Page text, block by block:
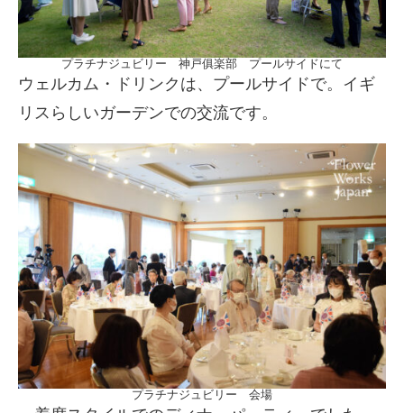
プラチナジュビリー 神戸俱楽部 プールサイドにて
ウェルカム・ドリンクは、プールサイドで。イギ
リスらしいガーデンでの交流です。
プラチナジュビリー 会場